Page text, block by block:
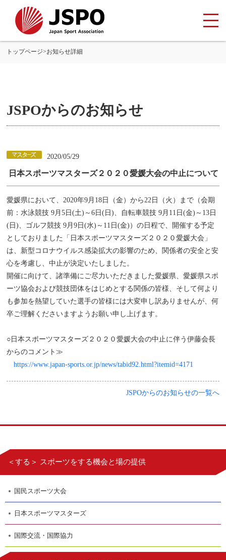
トップページ>お知らせ詳細
JSPOからのお知らせ
2020/05/29
日本スポーツマスターズ２０２０愛媛大会の中止について
愛媛県において、2020年9月18日（金）から22日（火）まで（会期
前：水泳競技 9月5日(土)～6日(日)、自転車競技 9月11日(金)～13日
(日)、ゴルフ競技 9月9日(水)～11日(金)）の日程で、開催する予定
としておりました「日本スポーツマスターズ２０２０愛媛大会」
は、新型コロナウイルス感染拡大の影響のため、関係者の安全と安
心を考慮し、中止が決定いたしました。
開催に向けて、諸準備にご尽力いただきました愛媛県、愛媛県スポ
ーツ協会および競技団体をはじめとする関係の皆様、そして何より
も参加を熱望していた選手の皆様には大変申し訳ありませんが、何
卒ご理解くださいますようお願い申し上げます。
○日本スポーツマスターズ２０２０愛媛大会の中止に伴う伊藤会長
からのコメント≫
https://www.japan-sports.or.jp/news/tabid92.html?itemid=4171
JSPOからのお知らせの一覧へ
＜する＞ スポーツをする機会と場の提供
国民スポーツ大会
日本スポーツマスターズ
国際交流・国際協力